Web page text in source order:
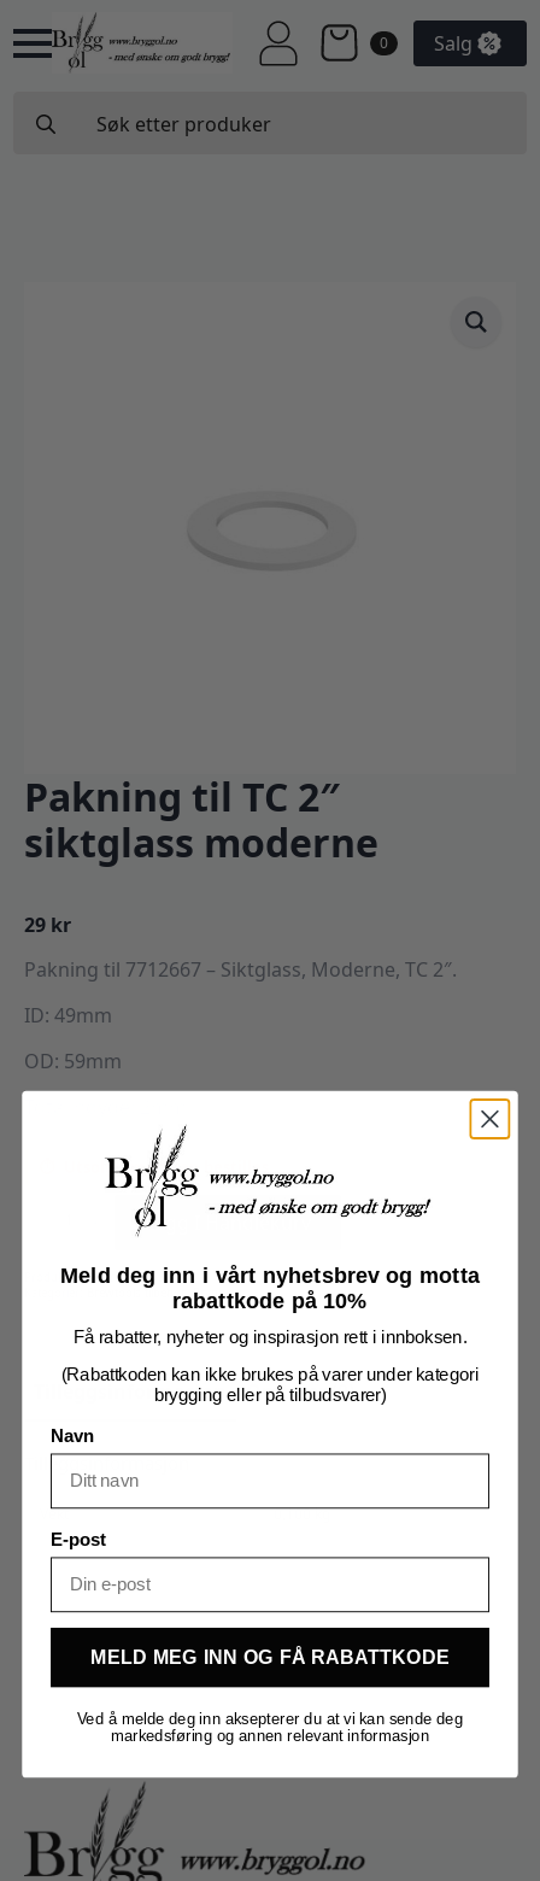
0 Salg
for:
Pakning til TC 2″
siktglass moderne
29 kr
Pakning til 7712667 – Siktglass, Moderne, TC 2″.
ID: 49mm
OD: 59mm
Utsolgt, men kan bestilles
moderne
Legg I Handlekurv
Produktnummer:7713018
Brewtools tilbehør, Brygging
Tilleggsinformasjon Omtaler (0)
Tilleggsinformasjon
Vekt 0,100 kg
Meld deg inn i vårt nyhetsbrev og motta
rabattkode på 10%
Få rabatter, nyheter og inspirasjon rett i innboksen.
(Rabattkoden kan ikke brukes på varer under kategori
brygging eller på tilbudsvarer)
Navn
E-post
MELD MEG INN OG FÅ RABATTKODE
Ved å melde deg inn aksepterer du at vi kan sende deg
markedsføring og annen relevant informasjon